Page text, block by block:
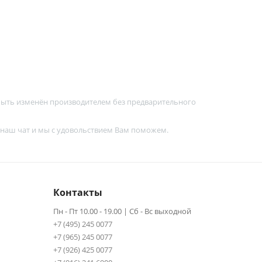
изменён производителем без предварительного
чат и мы с удовольствием Вам поможем.
Контакты
Пн - Пт 10.00 - 19.00 | Сб - Вс выходной
+7 (495) 245 0077
+7 (965) 245 0077
+7 (926) 425 0077